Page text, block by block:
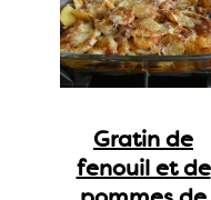
Gratin de
fenouil et de